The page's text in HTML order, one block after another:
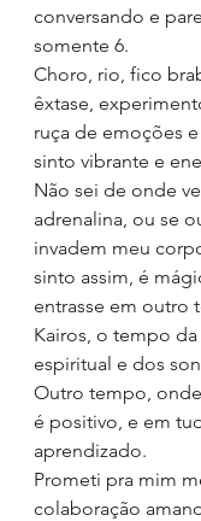
conversando e
somente 6.
Choro, rio, fico
êxtase,
ruça de emoções
sinto vibrante e
Não sei de onde
adrenalina, ou se
invadem meu
sinto assim, é
entrasse em outro
Kairos, o tempo
espiritual e dos
Outro tempo,
é positivo, e em
aprendizado.
Prometi pra mim
colaboração